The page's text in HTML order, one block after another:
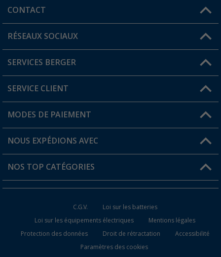
CONTACT
Une question ?
Trouver une magasin
RÉSEAUX SOCIAUX
SERVICES BERGER
Devenir revendeur
Mon compte
Carte de fidélité Berger
SERVICE CLIENT
FAQ et contact
Informations sur l'expédition
Statut de la commande
MODES DE PAIEMENT
NOUS EXPÉDIONS AVEC
NOS TOP CATÉGORIES
Accessoires de cuisine de camping
Meubles de camping
C.G.V.
Loi sur les batteries
Loi sur les équipements électriques
Mentions légales
Protection des données
Droit de rétractation
Accessibilité
Paramètres des cookies